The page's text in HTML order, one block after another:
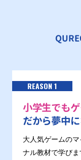
REASON 1
小学生でも
だから夢中
大人気ゲームの
ナル教材で学び